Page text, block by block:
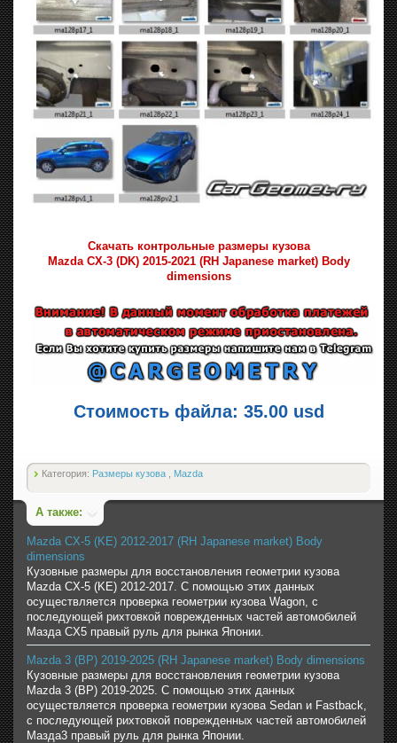
Скачать контрольные размеры кузова
Mazda CX-3 (DK) 2015-2021 (RH Japanese market) Body
dimensions
Стоимость файла: 35.00 usd
Категория: Размеры кузова Mazda
А также:
Mazda CX-5 (KE) 2012-2017 (RH Japanese market) Body
dimensions
Кузовные размеры для восстановления геометрии кузова
Mazda CX-5 (KE) 2012-2017. С помощью этих данных
осуществляется проверка геометрии кузова Wagon, с
последующей рихтовкой поврежденных частей автомобилей
Мазда CX5 правый руль для рынка Японии.
Mazda 3 (BP) 2019-2025 (RH Japanese market) Body dimensions
Кузовные размеры для восстановления геометрии кузова
Mazda 3 (BP) 2019-2025. С помощью этих данных
осуществляется проверка геометрии кузова Sedan и Fastback,
с последующей рихтовкой поврежденных частей автомобилей
Мазда3 правый руль для рынка Японии.